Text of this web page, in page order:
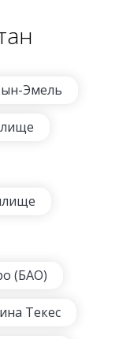
Эмель
(БАО)
Текес